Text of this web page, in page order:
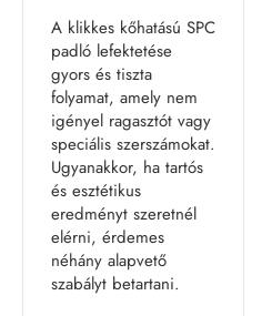
A klikkes kőhatású SPC
padló lefektetése
gyors és tiszta
folyamat, amely nem
igényel ragasztót vagy
speciális szerszámokat.
Ugyanakkor, ha tartós
és esztétikus
eredményt szeretnél
elérni, érdemes
néhány alapvető
szabályt betartani.